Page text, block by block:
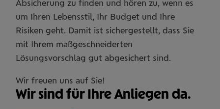
Absicherung zu finden und hören zu, wenn es
um Ihren Lebensstil, Ihr Budget und Ihre
Risiken geht. Damit ist sichergestellt, dass Sie
mit Ihrem maßgeschneiderten
Lösungsvorschlag gut abgesichert sind.
Wir freuen uns auf Sie!
Wir sind für Ihre Anliegen da.